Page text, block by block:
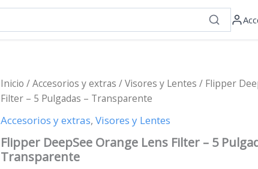
Inicio /Accesorios y extras /Visores y Lentes / Flipper
Filter – 5 Pulgadas – Transparente
Accesorios y extras, Visores y Lentes
Flipper DeepSee Orange Lens Filter – 5
Transparente